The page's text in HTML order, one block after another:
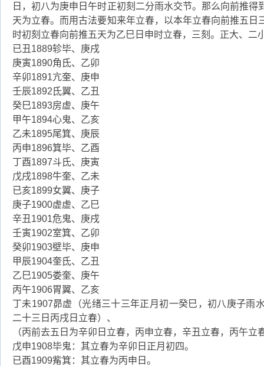
日，初八为庚申日午时正初刻二分雨水交节。那么向前推
天为立春。而用古法要知来年立春，以本年立春向前推五日
时初刻立春向前推五天为乙巳日申时立春，三刻。正大、二
已丑1889轸毕、庚戌
庚寅1890角氐、乙卯
辛卯1891亢奎、庚申
壬辰1892氐翼、乙丑
癸巳1893房虚、庚午
甲午1894心鬼、乙亥
乙未1895尾箕、庚辰
丙申1896箕毕、乙酉
丁酉1897斗氐、庚寅
戊戌1898牛奎、乙未
已亥1899女翼、庚子
庚子1900虚虚、乙巳
辛丑1901危鬼、庚戌
壬寅1902室箕、乙卯
癸卯1903壁毕、庚申
甲辰1904奎氐、乙丑
乙巳1905娄奎、庚午
丙午1906胃翼、乙亥
丁未1907昴虚（光绪三十三年正月初一癸巳，初八庚子雨
二十三日丙戌日立春）、
（丙前去五日为辛卯日立春，丙申立春，辛丑立春，丙午立
戊申1908毕鬼：其立春为辛卯日正月初四。
已酉1909觜箕：其立春为丙申日。